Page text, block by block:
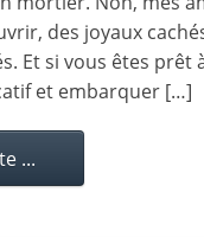
des joyaux
Et si vous êtes prêt
et embarquer […]
...